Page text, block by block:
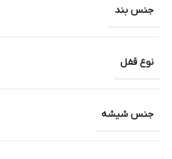
جنس بند
نوع قفل
جنس شیشه